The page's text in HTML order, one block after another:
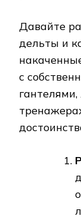
Давайте
дельты и
с